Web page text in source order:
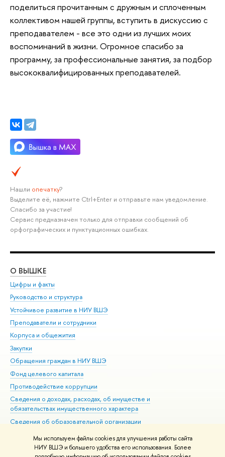
Мы используем файлы cookies для улучшения работы сайта
НИУ ВШЭ и большего удобства его использования. Более
поделиться прочитанным с дружным и сплоченным
коллективом нашей группы, вступить в дискуссию с
преподавателем - все это одни из лучших моих
воспоминаний в жизни. Огромное спасибо за
программу, за профессиональные занятия, за подбор
высококвалифицированных преподавателей.
Нашли опечатку?
Выделите её, нажмите Ctrl+Enter и отправьте нам уведомление.
Спасибо за участие!
Сервис предназначен только для отправки сообщений об
орфографических и пунктуационных ошибках.
О ВЫШКЕ
Цифры и факты
Руководство и структура
Устойчивое развитие в НИУ ВШЭ
Преподаватели и сотрудники
Корпуса и общежития
Закупки
Обращения граждан в НИУ ВШЭ
Фонд целевого капитала
Противодействие коррупции
Сведения о доходах, расходах, об имуществе и
обязательствах имущественного характера
Сведения об образовательной организации
Людям с ограниченными возможностями здоровья
Единая платежная страница